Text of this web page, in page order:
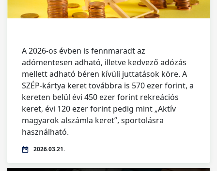
A 2026-os évben is fennmaradt az
adómentesen adható, illetve kedvező adózás
mellett adható béren kívüli juttatások köre. A
SZÉP-kártya keret továbbra is 570 ezer forint, a
kereten belül évi 450 ezer forint rekreációs
keret, évi 120 ezer forint pedig mint „Aktív
magyarok alszámla keret”, sportolásra
használható.
2026.03.21.